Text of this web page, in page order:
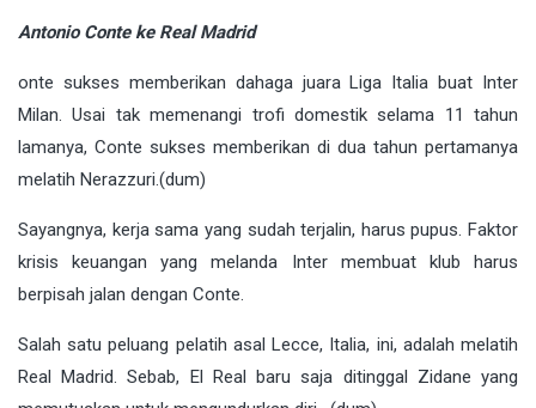
Antonio Conte ke Real Madrid
onte sukses memberikan dahaga juara Liga Italia buat Inter
Milan. Usai tak memenangi trofi domestik selama 11 tahun
lamanya, Conte sukses memberikan di dua tahun pertamanya
melatih Nerazzuri.(dum)
Sayangnya, kerja sama yang sudah terjalin, harus pupus. Faktor
krisis keuangan yang melanda Inter membuat klub harus
berpisah jalan dengan Conte.
Salah satu peluang pelatih asal Lecce, Italia, ini, adalah melatih
Real Madrid. Sebab, El Real baru saja ditinggal Zidane yang